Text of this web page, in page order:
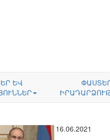
ԵՎ
16.06.2021